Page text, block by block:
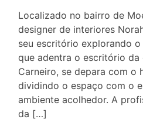
Localizado no bairro de
designer de interiores
seu escritório explorando
que adentra o escritório da
Carneiro, se depara com o
dividindo o espaço com o
ambiente acolhedor. A
da […]